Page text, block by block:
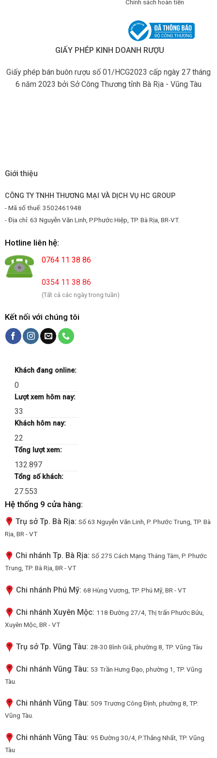
Chính sách hoàn tiền
GIẤY PHÉP KINH DOANH RƯỢU
Giấy phép bán buôn rượu số 01/HCG2023 cấp ngày 27 tháng
6 năm 2023 bởi Sở Công Thương tỉnh Bà Rịa - Vũng Tàu
Giới thiệu
CÔNG TY TNHH THƯƠNG MẠI VÀ DỊCH VỤ HC GROUP
- Mã số thuế: 3502461948
- Địa chỉ: 63 Nguyễn Văn Linh, P.Phước Hiệp, TP. Bà Rịa, BR-VT.
Hotline liên hệ:
0764 11 38 86
0354 11 38 86
(Tất cả các ngày trong tuần)
Kết nối với chúng tôi
Khách đang online:
0
Lượt xem hôm nay:
33
Khách hôm nay:
22
Tổng lượt xem:
132.897
Tổng số khách:
27.553
Hệ thống 9 cửa hàng:
Trụ sở Tp. Bà Rịa: Số 63 Nguyễn Văn Linh, P. Phước Trung, TP. Bà
Rịa, BR - VT
Chi nhánh Tp. Bà Rịa: Số 275 Cách Mạng Tháng Tám, P. Phước
Trung, TP. Bà Rịa, BR - VT
Chi nhánh Phú Mỹ: 68 Hùng Vương, TP. Phú Mỹ, BR - VT
Chi nhánh Xuyên Mộc: 118 Đường 27/4, Thị trấn Phước Bửu,
Xuyên Mộc, BR - VT
Trụ sở Tp. Vũng Tàu: 28-30 Bình Giã, phường 8, TP. Vũng Tàu
Chi nhánh Vũng Tàu: 53 Trần Hưng Đạo, phường 1, TP. Vũng
Tàu.
Chi nhánh Vũng Tàu: 509 Trương Công Định, phường 8, TP.
Vũng Tàu.
Chi nhánh Vũng Tàu: 95 Đường 30/4, P.Thắng Nhất, TP. Vũng
Tàu